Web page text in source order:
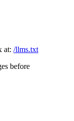
at: /llms.txt
before